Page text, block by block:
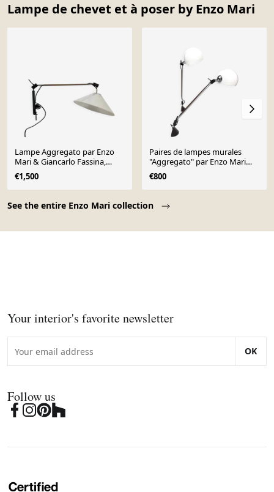
Lampe de chevet et à poser by Enzo Mari
See the entire Enzo Mari collection
Lampe Aggregato par Enzo
Mari & Giancarlo Fassina,
Artemide, 1970
€1,500
Paires de lampes murales
"Aggregato" par Enzo Mari
pour Artemide 1974
€800
Your interior's favorite newsletter
OK
Follow us